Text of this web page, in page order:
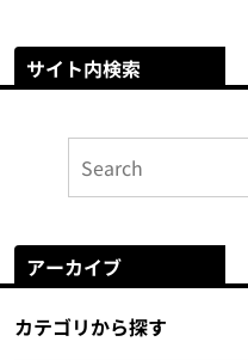
サイト内検索
アーカイブ
カテゴリから探す